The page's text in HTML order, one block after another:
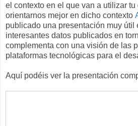
el contexto en el que van a utilizar tu
orientarnos mejor en dicho contexto
publicado una presentación muy útil
interesantes datos publicados en
complementa con una visión de las
plataformas tecnológicas para el
Aquí podéis ver la presentación